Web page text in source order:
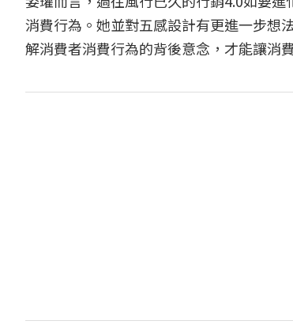
消費行為。她並對五感設計有更進一步想
解消費者消費行為的背後意念，才能讓消